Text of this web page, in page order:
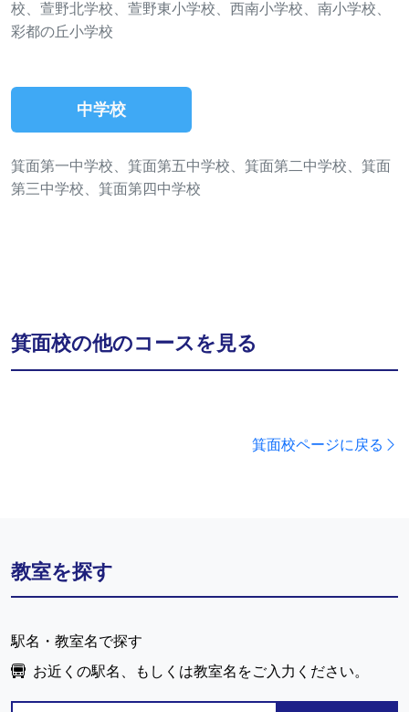
校、萱野北学校、萱野東小学校、西南小学校、南小学校、
彩都の丘小学校
中学校
箕面第一中学校、箕面第五中学校、箕面第二中学校、箕面
第三中学校、箕面第四中学校
箕面校の他のコースを見る
箕面校ページに戻る
教室を探す
駅名・教室名で探す
お近くの駅名、もしくは教室名をご入力ください。